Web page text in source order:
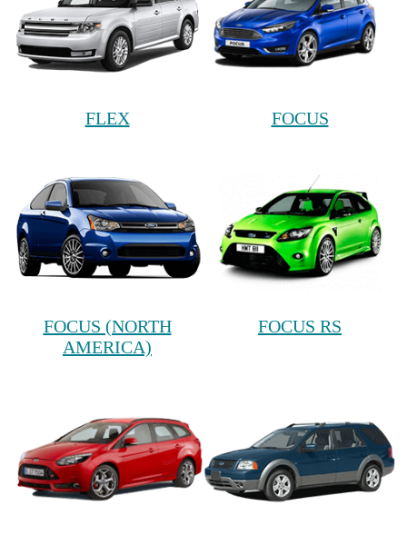
FLEX FOCUS
FOCUS (NORTH
AMERICA)
FOCUS RS